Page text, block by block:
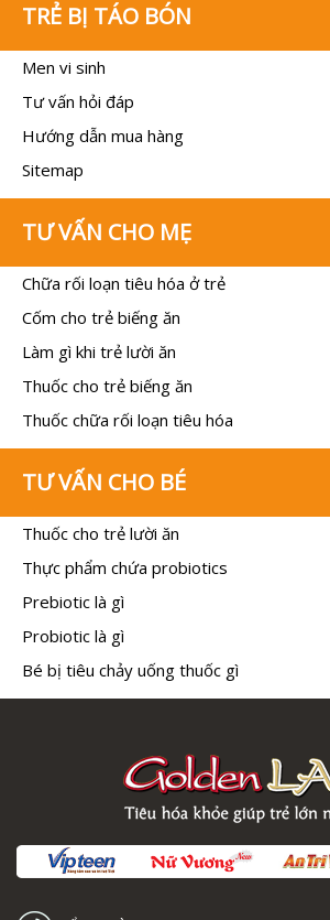
TRẺ BỊ TÁO BÓN
Men vi sinh
Tư vấn hỏi đáp
Hướng dẫn mua hàng
Sitemap
TƯ VẤN CHO MẸ
Chữa rối loạn tiêu hóa ở trẻ
Cốm cho trẻ biếng ăn
Làm gì khi trẻ lười ăn
Thuốc cho trẻ biếng ăn
Thuốc chữa rối loạn tiêu hóa
TƯ VẤN CHO BÉ
Thuốc cho trẻ lười ăn
Thực phẩm chứa probiotics
Prebiotic là gì
Probiotic là gì
Bé bị tiêu chảy uống thuốc gì